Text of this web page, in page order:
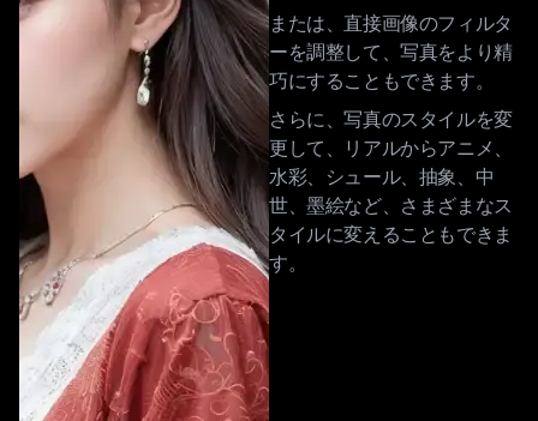
または、直接画像のフィルタ
ーを調整して、写真をより精
巧にすることもできます。
さらに、写真のスタイルを変
更して、リアルからアニメ、
水彩、シュール、抽象、中
世、墨絵など、さまざまなス
タイルに変えることもできま
す。